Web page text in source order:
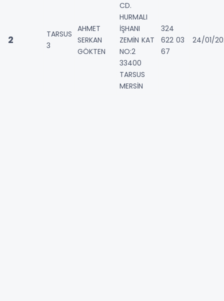
2
TARSUS
3
AHMET
SERKAN
GÖKTEN
CD.
HURMALI
İŞHANI
ZEMİN KAT
NO:2
33400
TARSUS
MERSİN
324
622 03
67
24/01/